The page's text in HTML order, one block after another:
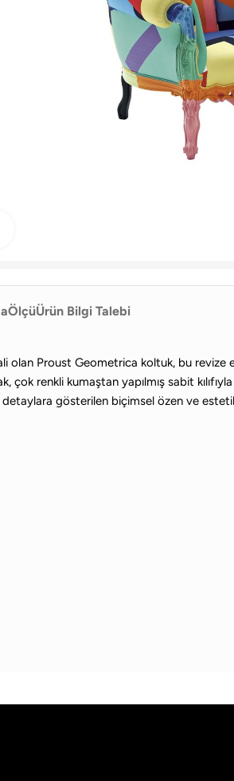
ÖlçüÜrün Bilgi Talebi
olan Proust Geometrica koltuk, bu
renkli kumaştan yapılmış sabit
gösterilen biçimsel özen ve